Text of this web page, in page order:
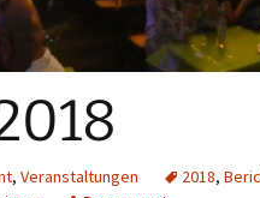
2015
S(w)G
, Veranstaltungen 2018,